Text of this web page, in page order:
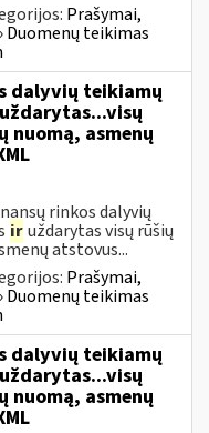
Prašymai,
Duomenų teikimas
dalyvių teikiamų
uždarytas...visų
nuomą, asmenų
rinkos dalyvių
iruždarytas visų rūšių
atstovus...
Prašymai,
Duomenų teikimas
dalyvių teikiamų
uždarytas...visų
nuomą, asmenų